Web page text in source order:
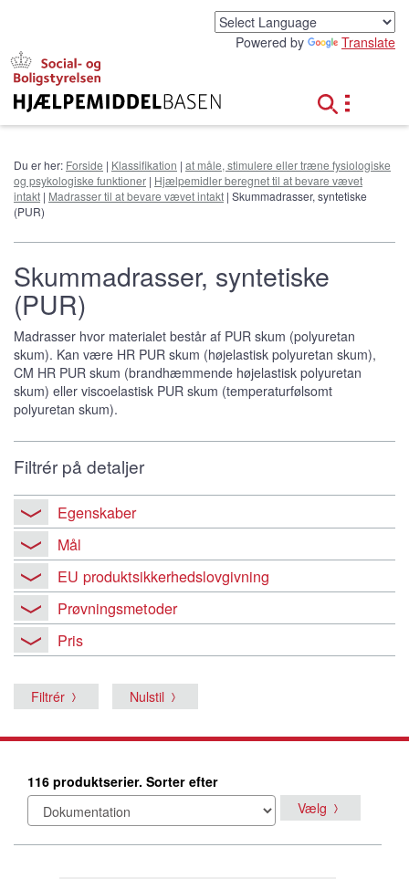
Powered by Translate
Du er her: Forside | Klassifikation | at måle, stimulere eller træne fysiologiske
og psykologiske funktioner | Hjælpemidler beregnet til at bevare vævet
intakt | Madrasser til at bevare vævet intakt | Skummadrasser, syntetiske
(PUR)
Skummadrasser, syntetiske
(PUR)
Madrasser hvor materialet består af PUR skum (polyuretan
skum). Kan være HR PUR skum (højelastisk polyuretan skum),
CM HR PUR skum (brandhæmmende højelastisk polyuretan
skum) eller viscoelastisk PUR skum (temperaturfølsomt
polyuretan skum).
Filtrér på detaljer
Egenskaber
Mål
EU produktsikkerhedslovgivning
Prøvningsmetoder
Pris
Filtrér Nulstil
116 produktserier. Sorter efter
Vælg